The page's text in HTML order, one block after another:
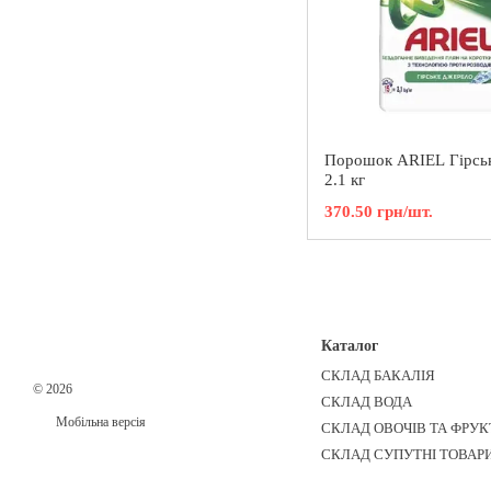
Порошок ARIEL
2.1 кг
370.50 грн/шт.
© 2026
Мобільна версія
Каталог
СКЛАД БАКАЛІЯ
СКЛАД ВОДА
СКЛАД ОВОЧІВ ТА
СКЛАД СУПУТНІ